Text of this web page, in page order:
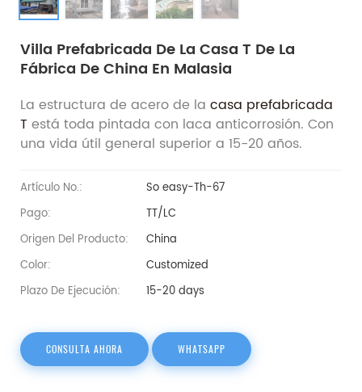
Villa Prefabricada De La Casa T De La
Fábrica De China En Malasia
La estructura de acero de la casa prefabricada
T está toda pintada con laca anticorrosión. Con
una vida útil general superior a 15-20 años.
Artículo No.:
So easy-Th-67
Pago:
TT/LC
Origen Del Producto:
China
Color:
Customized
Plazo De Ejecución:
15-20 days
CONSULTA AHORA WHATSAPP